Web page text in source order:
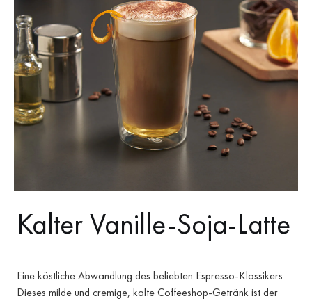
Kalter Vanille-Soja-Latte
Eine köstliche Abwandlung des beliebten Espresso-Klassikers.
Dieses milde und cremige, kalte Coffeeshop-Getränk ist der